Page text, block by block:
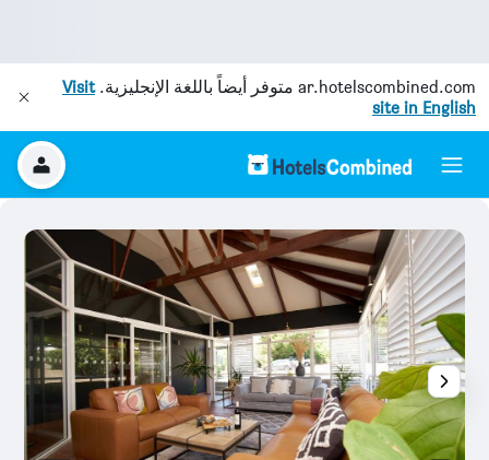
ar.hotelscombined.com متوفر أيضاً باللغة الإنجليزية.Visit
site in English